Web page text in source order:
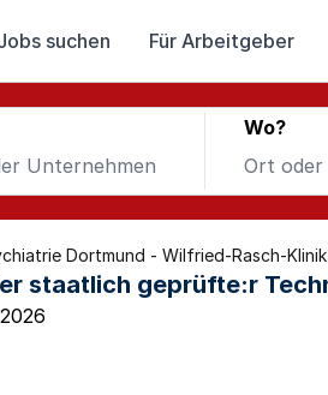
suchen Für Arbeitgeber
Wo?
Dortmund - Wilfried-Rasch-Klinik
staatlich geprüfte:r